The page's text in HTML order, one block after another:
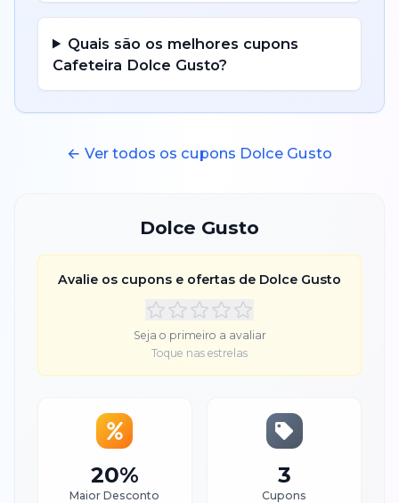
Quais são os melhores cupons
Cafeteira Dolce Gusto?
← Ver todos os cupons Dolce Gusto
Dolce Gusto
Avalie os cupons e ofertas de Dolce Gusto
Seja o primeiro a avaliar
Toque nas estrelas
20%
Maior Desconto
3
Cupons